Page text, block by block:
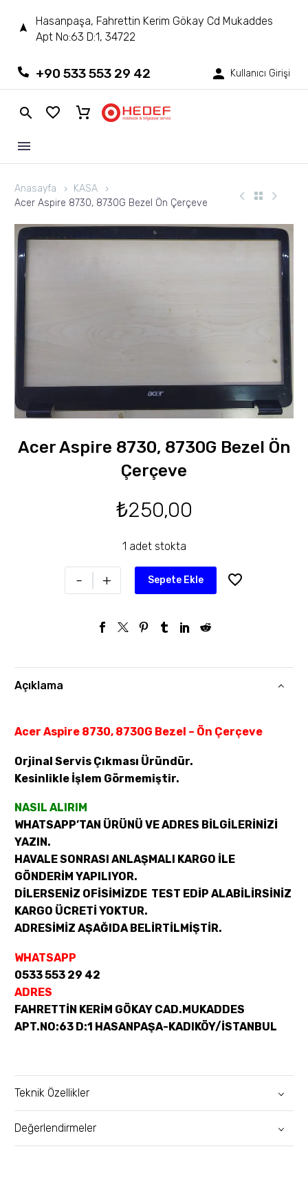
Hasanpaşa, Fahrettin Kerim Gökay Cd Mukaddes
Apt No:63 D:1, 34722
+90 533 553 29 42 Kullanıcı Girişi
Anasayfa
KASA
Acer Aspire 8730, 8730G Bezel Ön Çerçeve
Acer Aspire 8730, 8730G Bezel Ön
Çerçeve
₺250,00
1 adet stokta
- + Sepete Ekle
Açıklama
Acer Aspire 8730, 8730G Bezel – Ön Çerçeve
Orjinal Servis Çıkması Üründür.
Kesinlikle İşlem Görmemiştir.
NASIL ALIRIM
WHATSAPP’TAN ÜRÜNÜ VE ADRES BİLGİLERİNİZİ
YAZIN.
HAVALE SONRASI ANLAŞMALI KARGO İLE
GÖNDERİM YAPILIYOR.
DİLERSENİZ OFİSİMİZDE TEST EDİP ALABİLİRSİNİZ
KARGO ÜCRETİ YOKTUR.
ADRESİMİZ AŞAĞIDA BELİRTİLMİŞTİR.
WHATSAPP
0533 553 29 42
ADRES
FAHRETTİN KERİM GÖKAY CAD.MUKADDES
APT.NO:63 D:1 HASANPAŞA-KADIKÖY/İSTANBUL
Teknik Özellikler
Değerlendirmeler